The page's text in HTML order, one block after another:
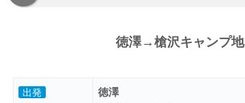
徳澤→槍沢キャンプ地
出発
徳澤